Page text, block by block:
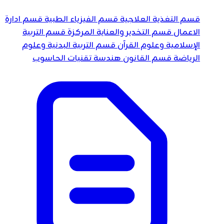
قسم التغذية العلاجيةقسم الفيزياء الطبيةقسم ادارة
الاعمالقسم التخدير والعناية المركزةقسم التربية
الإسلامية وعلوم القرآنقسم التربية البدنية وعلوم
الرياضةقسم القانونهندسة تقنيات الحاسوب